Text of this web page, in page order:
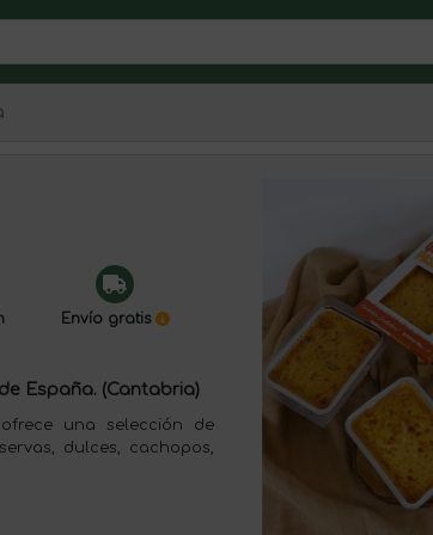
Envío gratis
España. (Cantabria)
una selección de
dulces, cachopos,